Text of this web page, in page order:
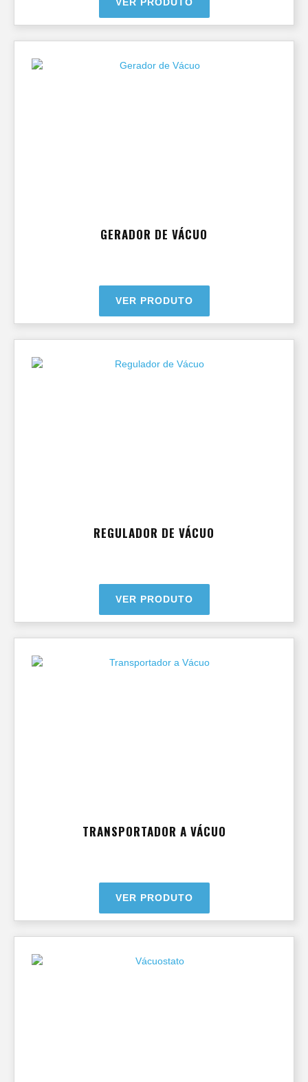
GERADOR DE VÁCUO
VER PRODUTO
REGULADOR DE VÁCUO
VER PRODUTO
TRANSPORTADOR A VÁCUO
VER PRODUTO